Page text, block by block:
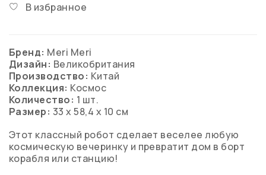
В избранное
Бренд: Meri Meri
Дизайн: Великобритания
Производство: Китай
Коллекция: Космос
Количество: 1 шт.
Размер: 33 x 58,4 x 10 см
Этот классный робот сделает веселее любую
космическую вечеринку и превратит дом в борт
корабля или станцию!